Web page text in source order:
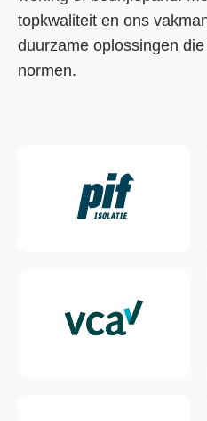
topkwaliteit en ons
duurzame oplossingen
normen.